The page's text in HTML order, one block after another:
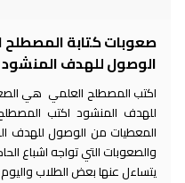
صعوبات كتابة
الوصول للهدف المنشود
اكتب المصطلح العلمي هي
للهدف المنشود اكتب
المعطيات من الوصول للهدف
والصعوبات التي تواجه اشباع
يتساءل عنها بعض الطلاب